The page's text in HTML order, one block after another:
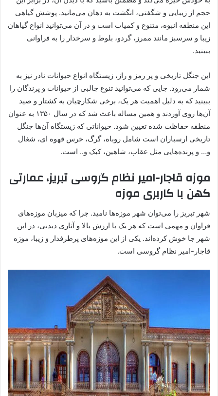
حجم از زیبایی و شگفتی، انگشت به دهان می‌مانید. پوشش گیاهی
این منطقه انبوه، متنوع و کمیاب است و در آن می‌توانید انواع گیاهان
زیبا و سرسبز مانند ممرز، گردو، بلوط و سرخدار را به فراوانی
ببینید.
این جنگل تاریخی و پر رمز و راز، زیستگاه انواع حیوانات نادر نیز به
شمار می‌رود. جایی که می‌توانید تنوع جالبی از حیوانات و پرندگان را
ببینید که به دلیل اهمیت هر یک، برخی شکارچیان به کشتار و صید
آن‌ها روی آوردند و همین مساله باعث شد که در سال ۱۳۵۰ به عنوان
منطقه حفاظت شده تعیین شود. حیواناتی که زیستگاه آن‌ها جنگل
تاریخی ارسباران است شامل روباه، گرگ، خرس قهوه ای، شغال
و… و پرنده‌هایی مثل عقاب، شاهین، کبک و.. است.
موزه قاجار-امیر نظام گروسی تبریز، عمارتی
کهن با کاربری موزه
شهر تبریز را می‌توان شهر موزه‌ها نامید. چرا که میزبان موزه‌های
فراوان و مهمی است که هر یک با ارزش بالا و آثاری دیدنی، در این
شهر جا خوش کرده‌اند. یکی از این موزه‌های پرطرفدار و زیبا، موزه
قاجار-امیر نظام گروسی است.